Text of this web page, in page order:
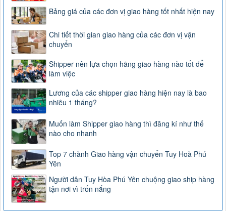
Bảng giá của các đơn vị giao hàng tốt nhất hiện nay
Chi tiết thời gian giao hàng của các đơn vị vận
chuyển
Shipper nên lựa chọn hãng giao hàng nào tốt để
làm việc
Lương của các shipper giao hàng hiện nay là bao
nhiêu 1 tháng?
Muốn làm Shipper giao hàng thì đăng kí như thế
nào cho nhanh
Top 7 chành Giao hàng vận chuyển Tuy Hoà Phú
Yên
Người dân Tuy Hòa Phú Yên chuộng giao ship hàng
tận nơi vì trốn nắng